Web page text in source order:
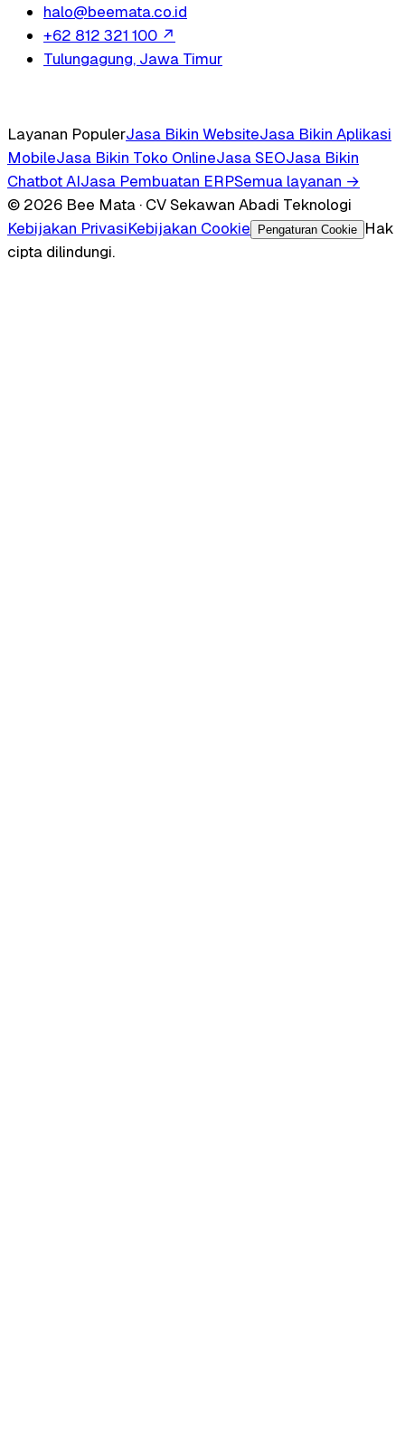
halo@beemata.co.id
+62 812 321 100 ↗
Tulungagung, Jawa Timur
Layanan PopulerJasa Bikin WebsiteJasa Bikin Aplikasi
MobileJasa Bikin Toko OnlineJasa SEOJasa Bikin
Chatbot AIJasa Pembuatan ERPSemua layanan →
© 2026 Bee Mata · CV Sekawan Abadi Teknologi
Kebijakan PrivasiKebijakan Cookie Pengaturan Cookie
Hak
cipta dilindungi.